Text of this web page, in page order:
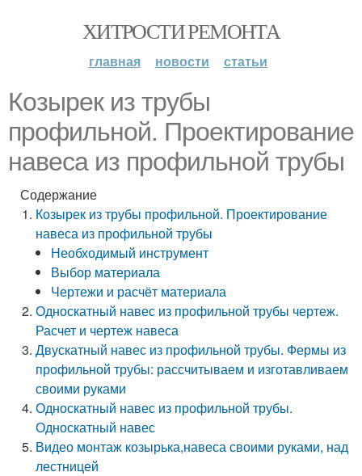
ХИТРОСТИ РЕМОНТА
главная новости статьи
Козырек из трубы
профильной. Проектирование
навеса из профильной трубы
Содержание
Козырек из трубы профильной. Проектирование
навеса из профильной трубы
Необходимый инструмент
Выбор материала
Чертежи и расчёт материала
Односкатный навес из профильной трубы чертеж.
Расчет и чертеж навеса
Двускатный навес из профильной трубы. Фермы из
профильной трубы: рассчитываем и изготавливаем
своими руками
Односкатный навес из профильной трубы.
Односкатный навес
Видео монтаж козырька,навеса своими руками, над
лестницей